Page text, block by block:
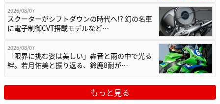
2026/08/07
スクーターがシフトダウンの時代へ!? 幻の名車
に電子制御CVT搭載モデルなど…
2026/08/07
「限界に挑む姿は美しい」轟音と雨の中で光る
絆。若月佑美と振り返る、鈴鹿8耐が…
もっと見る